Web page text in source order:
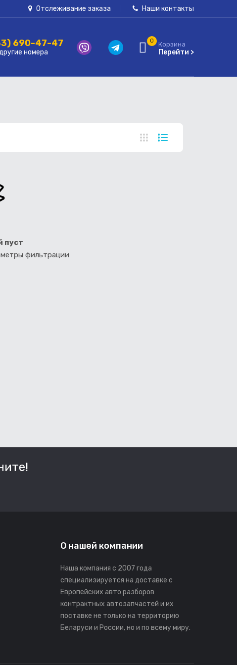
Отслеживание заказа Наши контакты
690-47-47
номера
0 Корзина
Перейти >
пуст
фильтрации
О нашей компании
Наша компания с 2007 года
специализируется на доставке с
Европейских авто разборов
контрактных автозапчастей и их
поставке не только на территорию
Беларуси и России, но и по всему миру.